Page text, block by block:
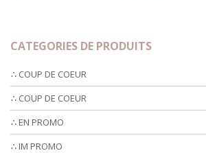
CATEGORIES DE PRODUITS
∴ COUP DE COEUR
∴ COUP DE COEUR
∴ EN PROMO
∴ IM PROMO